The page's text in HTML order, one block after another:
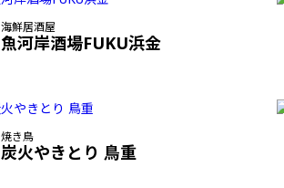
海鮮居酒屋
魚河岸酒場FUKU浜金
焼き鳥
炭火やきとり 鳥重